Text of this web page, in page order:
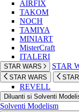
AIRFIX
TAKOM
NOCH
TAMIYA
MINIART
MisterCraft
ITALERI
STAR WARS STAR
STAR WARS
REVELL
Diluanti si Solventi
Solventi Modelism